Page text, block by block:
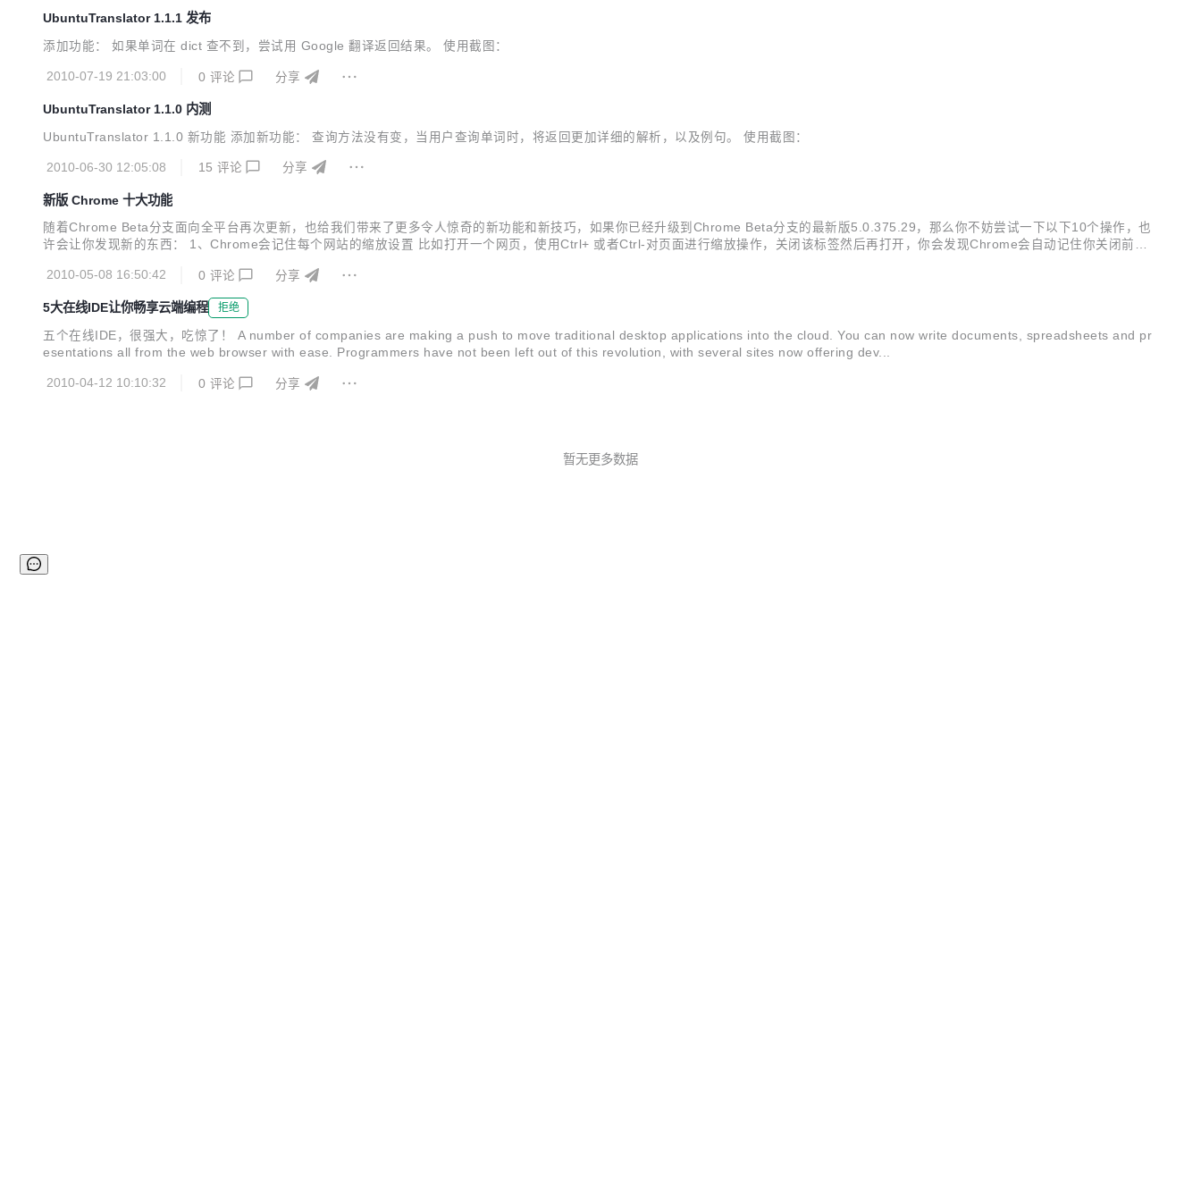
UbuntuTranslator 1.1.1 发布
添加功能： 如果单词在 dict 查不到，尝试用 Google 翻译返回结果。 使用截图：
2010-07-19 21:03:00 0 评论 分享
UbuntuTranslator 1.1.0 内测
UbuntuTranslator 1.1.0 新功能 添加新功能： 查询方法没有变，当用户查询单词时，将返回更加详细的解析，以及例句。 使用截图：
2010-06-30 12:05:08 15 评论 分享
新版 Chrome 十大功能
随着Chrome Beta分支面向全平台再次更新，也给我们带来了更多令人惊奇的新功能和新技巧，如果你已经升级到Chrome Beta分支的最新版5.0.375.29，那么你不妨尝试一下以下10个操作，也
许会让你发现新的东西： 1、Chrome会记住每个网站的缩放设置 比如打开一个网页，使用Ctrl+ 或者Ctrl-对页面进行缩放操作，关闭该标签然后再打开，你会发现Chrome会自动记住你关闭前的
删除指定的历史记录...
2010-05-08 16:50:42 0 评论 分享
5大在线IDE让你畅享云端编程 拒绝
五个在线IDE，很强大，吃惊了！ A number of companies are making a push to move traditional desktop applications into the cloud. You can now write documents, spreadsheets and pr
esentations all from the web browser with ease. Programmers have not been left out of this revolution, with several sites now offering dev...
2010-04-12 10:10:32 0 评论 分享
暂无更多数据